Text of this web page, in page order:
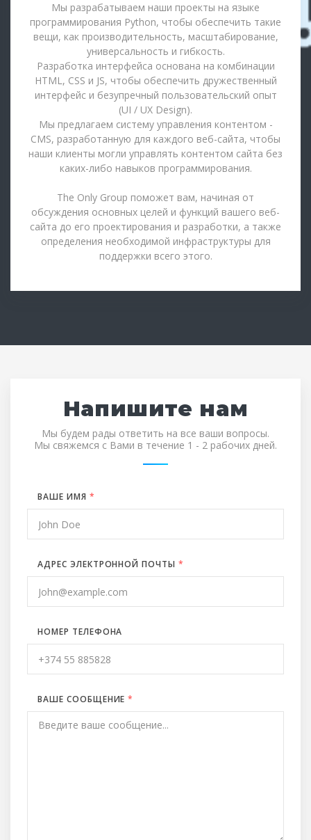
Мы разрабатываем наши проекты на языке
программирования Python, чтобы обеспечить такие
вещи, как производительность, масштабирование,
универсальность и гибкость.
Разработка интерфейса основана на комбинации
HTML, CSS и JS, чтобы обеспечить дружественный
интерфейс и безупречный пользовательский опыт
(UI / UX Design).
Мы предлагаем систему управления контентом -
CMS, разработанную для каждого веб-сайта, чтобы
наши клиенты могли управлять контентом сайта без
каких-либо навыков программирования.
The Only Group поможет вам, начиная от
обсуждения основных целей и функций вашего веб-
сайта до его проектирования и разработки, а также
определения необходимой инфраструктуры для
поддержки всего этого.
Напишите нам
Мы будем рады ответить на все ваши вопросы.
Мы свяжемся с Вами в течение 1 - 2 рабочих дней.
ВАШЕ ИМЯ *
АДРЕС ЭЛЕКТРОННОЙ ПОЧТЫ*
НОМЕР ТЕЛЕФОНА
ВАШЕ СООБЩЕНИЕ*